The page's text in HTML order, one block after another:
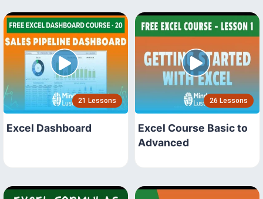
21 Lessons
Excel Dashboard
26 Lessons
Excel Course Basic to
Advanced